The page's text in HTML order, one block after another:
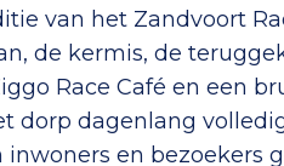
van het Zandvoort
de kermis, de
Race Café en een
dorp dagenlang
en bezoekers